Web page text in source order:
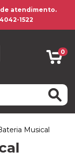
de atendimento.
1522
0
Musical